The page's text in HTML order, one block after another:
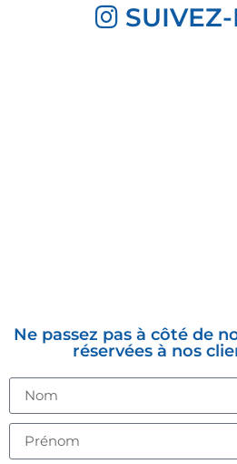
Ne passez pas à côté de
réservées à nos